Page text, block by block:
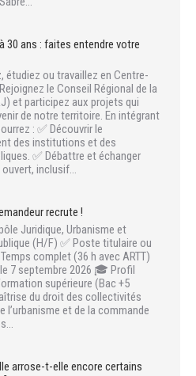
30 ans : faites entendre votre
étudiez ou travaillez en Centre-
le Conseil Régional de la
et participez aux projets qui
de notre territoire. En intégrant
: ✅ Découvrir le
des institutions et des
✅ Débattre et échanger
ouvert, inclusif…
recrute !
Juridique, Urbanisme et
(H/F) ✅ Poste titulaire ou
complet (36 h avec ARTT)
7 septembre 2026 🎓 Profil
supérieure (Bac +5
du droit des collectivités
l’urbanisme et de la commande
arrose-t-elle encore certains